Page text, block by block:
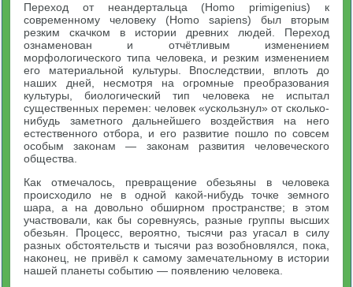
Переход от неандертальца (Homo primigenius) к
современному человеку (Homo sapiens) был вторым
резким скачком в истории древних людей. Переход
ознаменован и отчётливым изменением
морфологического типа человека, и резким изменением
его материальной культуры. Впоследствии, вплоть до
наших дней, несмотря на огромные преобразования
культуры, биологический тип человека не испытал
существенных перемен: человек «ускользнул» от сколько-
нибудь заметного дальнейшего воздействия на него
естественного отбора, и его развитие пошло по совсем
особым законам — законам развития человеческого
общества.
Как отмечалось, превращение обезьяны в человека
происходило не в одной какой-нибудь точке земного
шара, а на довольно обширном пространстве; в этом
участвовали, как бы соревнуясь, разные группы высших
обезьян. Процесс, вероятно, тысячи раз угасал в силу
разных обстоятельств и тысячи раз возобновлялся, пока,
наконец, не привёл к самому замечательному в истории
нашей планеты событию — появлению человека.